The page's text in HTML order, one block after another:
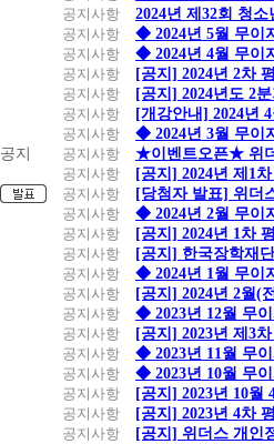
공지사항
2024년 제32회 청
공지사항
◆ 2024년 5월 무이
공지사항
◆ 2024년 4월 무이
공지사항
[공지] 2024년 2차
공지사항
[공지] 2024년도 2
공지사항
[개강안내] 2024년
공지사항
◆ 2024년 3월 무이
공지
공지사항
★이벤트오픈★ 위
공지사항
[공지] 2024년 제1
공지사항
[당첨자 발표] 위더
공지사항
◆ 2024년 2월 무이
공지사항
[공지] 2024년 1차
공지사항
[공지] 한국장학재
공지사항
◆ 2024년 1월 무이
공지사항
[공지] 2024년 2월(
공지사항
◆ 2023년 12월 무
공지사항
[공지] 2023년 제3
공지사항
◆ 2023년 11월 무
공지사항
◆ 2023년 10월 무
공지사항
[공지] 2023년 10월
공지사항
[공지] 2023년 4차
공지사항
[공지] 위더스 개인